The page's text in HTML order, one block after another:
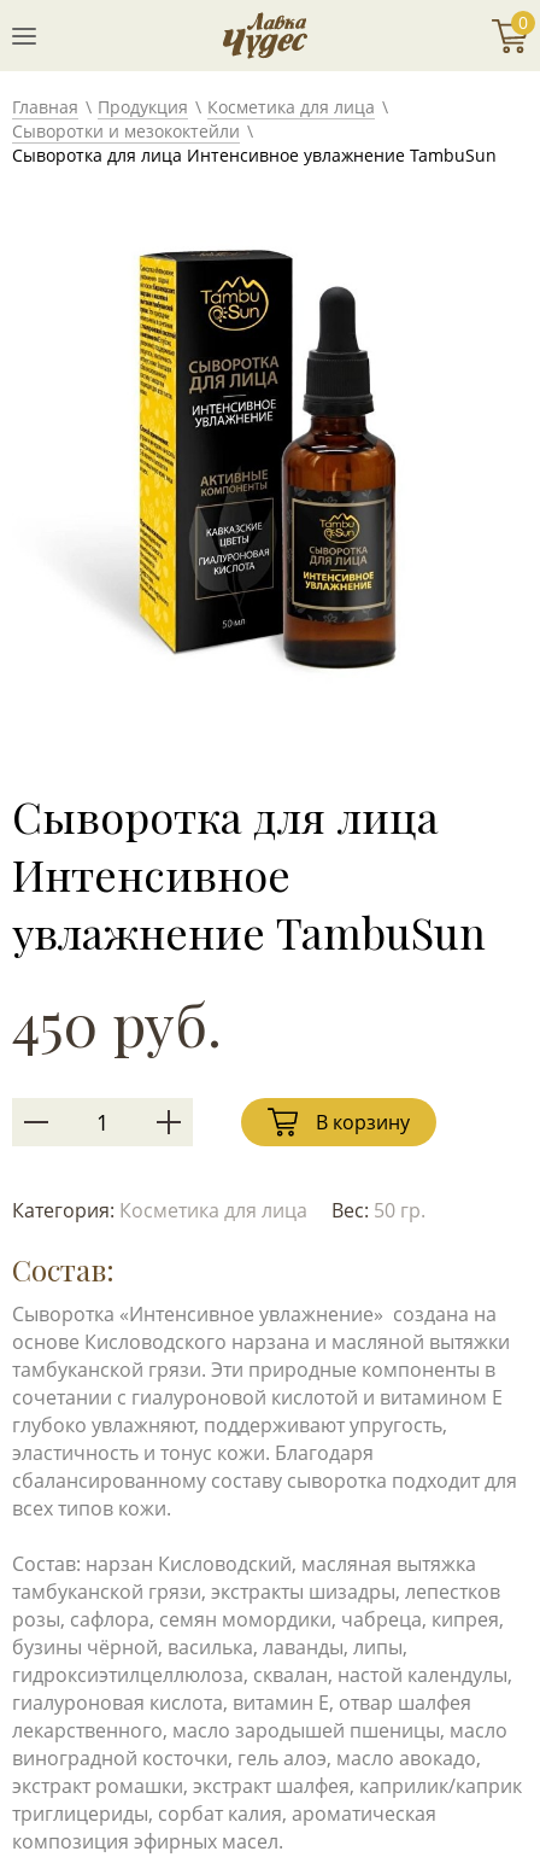
0
Главная Продукция
Косметика для лица
Сыворотки и мезококтейли
Сыворотка для лица Интенсивное увлажнение TambuSun
Сыворотка для лица
Интенсивное
увлажнение TambuSun
450 руб.
В корзину
Категория: Косметика для лица Вес: 50 гр.
Состав:
Сыворотка «Интенсивное увлажнение» создана на
основе Кисловодского нарзана и масляной вытяжки
тамбуканской грязи. Эти природные компоненты в
сочетании с гиалуроновой кислотой и витамином Е
глубоко увлажняют, поддерживают упругость,
эластичность и тонус кожи. Благодаря
сбалансированному составу сыворотка подходит для
всех типов кожи.
Состав: нарзан Кисловодский, масляная вытяжка
тамбуканской грязи, экстракты шизадры, лепестков
розы, сафлора, семян момордики, чабреца, кипрея,
бузины чёрной, василька, лаванды, липы,
гидроксиэтилцеллюлоза, сквалан, настой календулы,
гиалуроновая кислота, витамин Е, отвар шалфея
лекарственного, масло зародышей пшеницы, масло
виноградной косточки, гель алоэ, масло авокадо,
экстракт ромашки, экстракт шалфея, каприлик/каприк
триглицериды, сорбат калия, ароматическая
композиция эфирных масел.